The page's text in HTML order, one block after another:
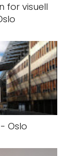
for visuell
Oslo